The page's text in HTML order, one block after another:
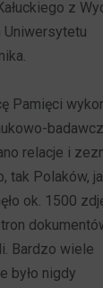
z
Uniwersytetu
Pamięci
relacje i
tak Polaków,
ok. 1500
Bardzo wiele
było nigdy